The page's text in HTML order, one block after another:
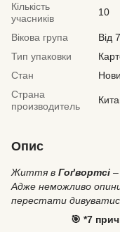
Кількість
учасників
10
Вікова група
Від
Тип упаковки
Стан
Страна
производитель
Опис
Життя в Гоґвортсі
Адже неможливо
перестати
🎯 *7